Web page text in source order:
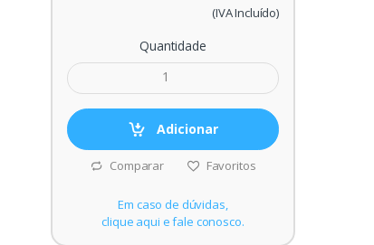
(IVA Incluído)
Quantidade
Adicionar
Comparar Favoritos
Em caso de dúvidas,
clique aqui e fale conosco.